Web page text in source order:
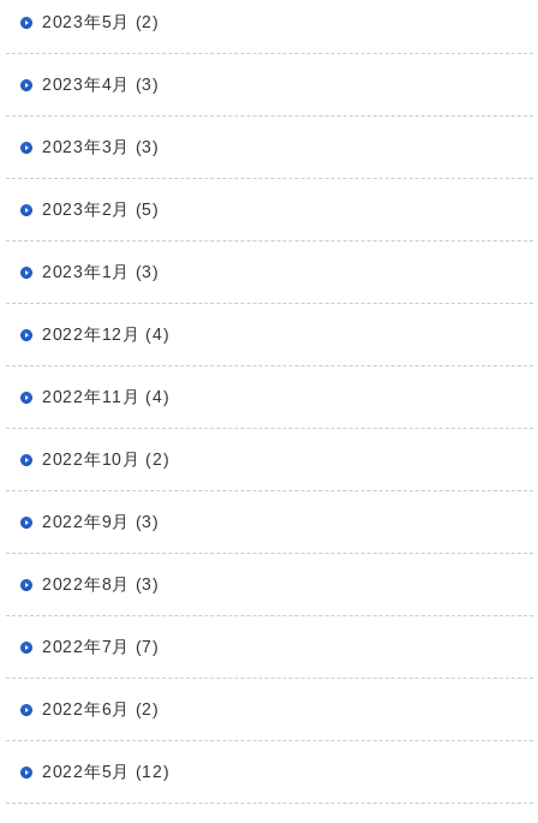
2023年5月 (2)
2023年4月 (3)
2023年3月 (3)
2023年2月 (5)
2023年1月 (3)
2022年12月 (4)
2022年11月 (4)
2022年10月 (2)
2022年9月 (3)
2022年8月 (3)
2022年7月 (7)
2022年6月 (2)
2022年5月 (12)